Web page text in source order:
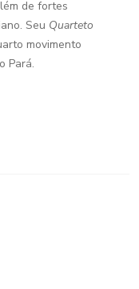
de fortes
Seu Quarteto
movimento
Pará.